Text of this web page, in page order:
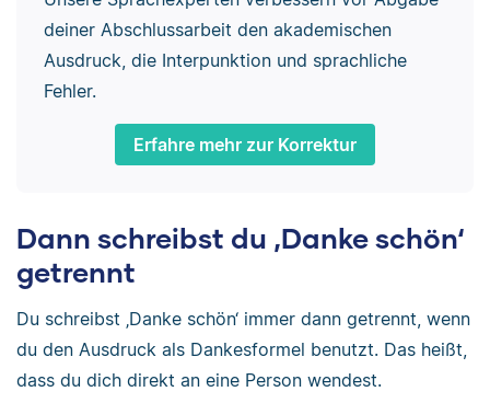
deiner Abschlussarbeit den akademischen
Ausdruck, die Interpunktion und sprachliche
Fehler.
Erfahre mehr zur Korrektur
Dann schreibst du ‚Danke schön‘
getrennt
Du schreibst ‚Danke schön‘ immer dann getrennt, wenn
du den Ausdruck als Dankesformel benutzt. Das heißt,
dass du dich direkt an eine Person wendest.